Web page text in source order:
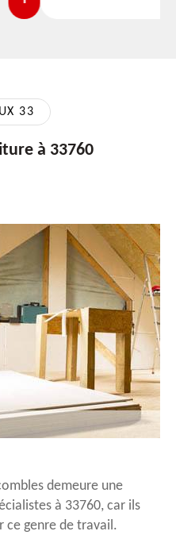
33
à 33760
demeure une
à 33760, car ils
ce genre de travail.